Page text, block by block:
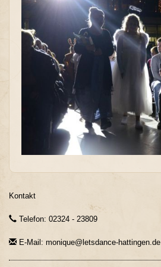
Kontakt
Telefon: 02324 - 23809
E-Mail: monique@letsdance-hattingen.de